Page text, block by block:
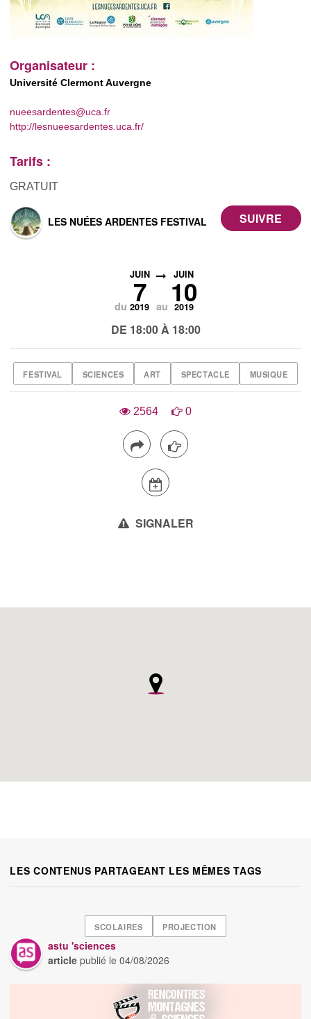
Organisateur :
Université Clermont Auvergne
nueesardentes@uca.fr
http://lesnueesardentes.uca.fr/
Tarifs :
GRATUIT
LES NUÉES ARDENTES FESTIVAL
du
JUIN
7
2019 au
JUIN
10
2019
DE 18:00 À 18:00
FESTIVAL SCIENCES ART SPECTACLE MUSIQUE
2564 0
SIGNALER
LES CONTENUS PARTAGEANT LES MÊMES TAGS
SCOLAIRES PROJECTION
astu 'sciences
article publié le04/08/2026